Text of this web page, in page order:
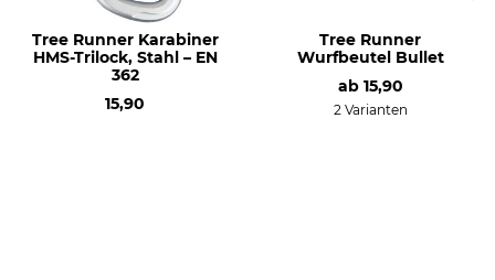
Tree Runner Karabiner
HMS-Trilock, Stahl – EN
362
15,90
Tree Runner
Wurfbeutel Bullet
ab 15,90
2 Varianten